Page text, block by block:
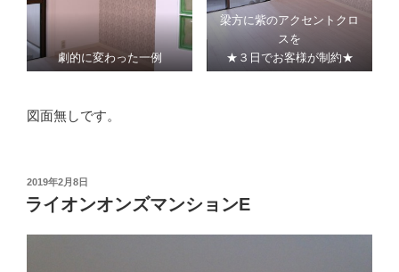
劇的に変わった一例
梁方に紫のアクセントクロ
スを
★３日でお客様が制約★
図面無しです。
投
稿
日:
2019年2月8日
ライオンオンズマンションE